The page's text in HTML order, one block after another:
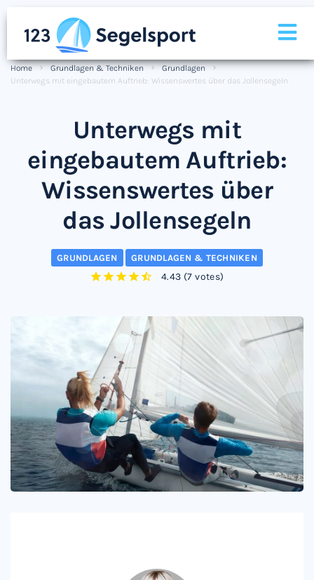
Home Grundlagen & Techniken
Grundlagen
Unterwegs mit eingebautem Auftrieb: Wissenswertes über das Jollensegeln
Unterwegs mit
eingebautem Auftrieb:
Wissenswertes über
das Jollensegeln
GRUNDLAGEN GRUNDLAGEN & TECHNIKEN
4.43 (7 votes)